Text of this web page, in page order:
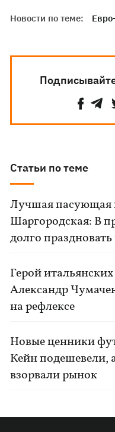
Новости по теме:
Статьи по теме
Лучшая пасующая
Шаргородская: В
долго праздновать
Герой
Александр
на рефлексе
Новые ценники
Кейн подешевели,
взорвали рынок